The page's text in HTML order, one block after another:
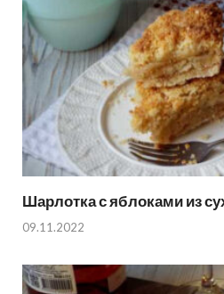
Шарлотка с яблоками из
09.11.2022